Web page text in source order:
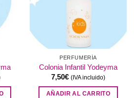
PERFUMERÍA
Colonia Infantil Yodeyma
7,50€ (IVA incluido)
AÑADIR AL CARRITO